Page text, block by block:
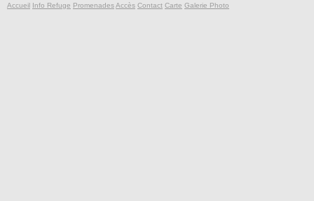
Accueil Info Refuge PromenadesAccès Contact Carte Galerie Photo